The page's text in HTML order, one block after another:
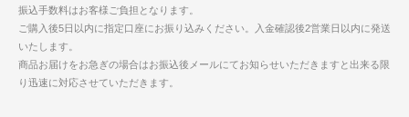
振込手数料はお客様ご負担となります。
ご購入後5日以内に指定口座にお振り込みください。入金確認後2営業日以内に発送
いたします。
商品お届けをお急ぎの場合はお振込後メールにてお知らせいただきますと出来る限
り迅速に対応させていただきます。